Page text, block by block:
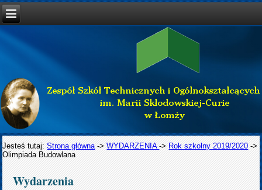
Jesteś tutaj:Strona główna ->WYDARZENIA-> Rok szkolny 2019/2020 ->
Olimpiada Budowlana
Wydarzenia